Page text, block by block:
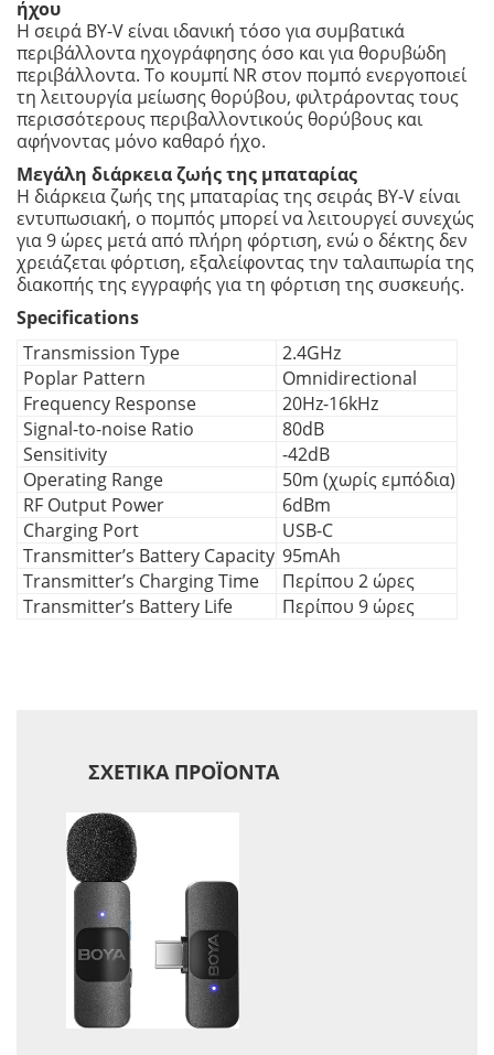
ήχου
Η σειρά BY-V είναι ιδανική τόσο για συμβατικά
περιβάλλοντα ηχογράφησης όσο και για θορυβώδη
περιβάλλοντα. Το κουμπί NR στον πομπό ενεργοποιεί
τη λειτουργία μείωσης θορύβου, φιλτράροντας τους
περισσότερους περιβαλλοντικούς θορύβους και
αφήνοντας μόνο καθαρό ήχο.
Μεγάλη διάρκεια ζωής της μπαταρίας
Η διάρκεια ζωής της μπαταρίας της σειράς BY-V είναι
εντυπωσιακή, ο πομπός μπορεί να λειτουργεί συνεχώς
για 9 ώρες μετά από πλήρη φόρτιση, ενώ ο δέκτης δεν
χρειάζεται φόρτιση, εξαλείφοντας την ταλαιπωρία της
διακοπής της εγγραφής για τη φόρτιση της συσκευής.
Specifications
Transmission Type
2.4GHz
Poplar Pattern
Omnidirectional
Frequency Response
20Hz-16kHz
Signal-to-noise Ratio
80dB
Sensitivity
-42dB
Operating Range
50m (χωρίς εμπόδια)
RF Output Power
6dBm
Charging Port
USB-C
Transmitter’s Battery Capacity 95mAh
Transmitter’s Charging Time
Περίπου 2 ώρες
Transmitter’s Battery Life
Περίπου 9 ώρες
ΣΧΕΤΙΚΆ ΠΡΟΪΌΝΤΑ